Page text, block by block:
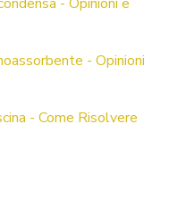
- Opinioni
- Come Risolvere